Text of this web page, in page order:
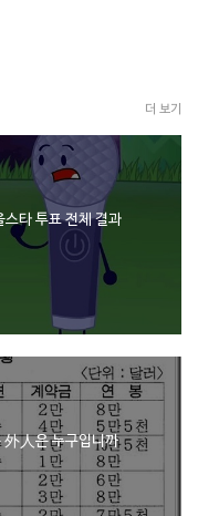
더 보기
타 투표 전체 결과
外人은 누구입니까